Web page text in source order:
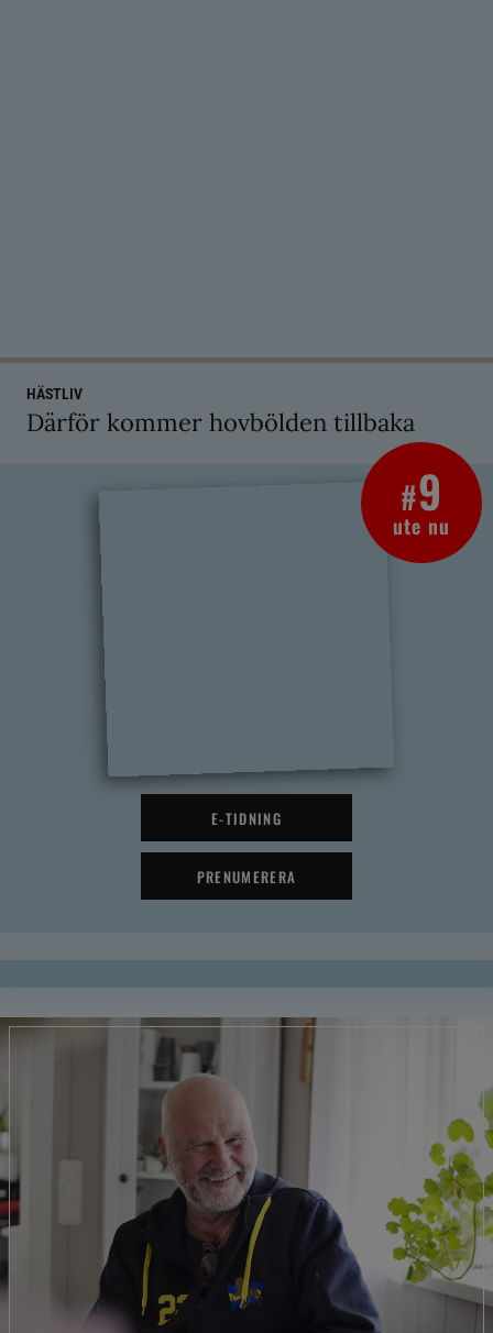
HÄSTLIV
Därför kommer hovbölden tillbaka
#9
ute nu
E-TIDNING
PRENUMERERA